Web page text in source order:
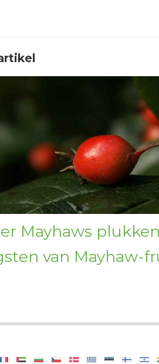
Mayhaws
van Mayhaw-